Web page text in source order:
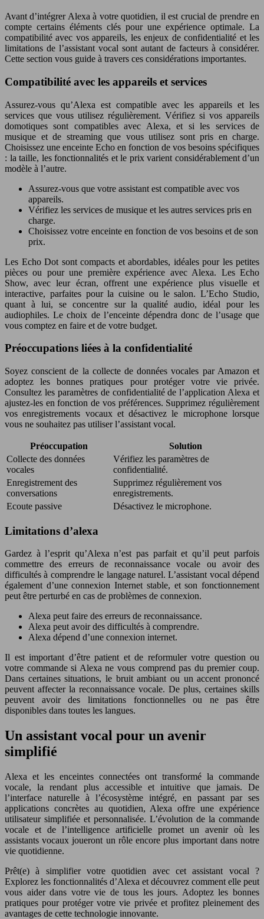
Avant d’intégrer Alexa à votre quotidien, il est crucial de prendre en
compte certains éléments clés pour une expérience optimale. La
compatibilité avec vos appareils, les enjeux de confidentialité et les
limitations de l’assistant vocal sont autant de facteurs à considérer.
Cette section vous guide à travers ces considérations importantes.
Compatibilité avec les appareils et services
Assurez-vous qu’Alexa est compatible avec les appareils et les
services que vous utilisez régulièrement. Vérifiez si vos appareils
domotiques sont compatibles avec Alexa, et si les services de
musique et de streaming que vous utilisez sont pris en charge.
Choisissez une enceinte Echo en fonction de vos besoins spécifiques
: la taille, les fonctionnalités et le prix varient considérablement d’un
modèle à l’autre.
Assurez-vous que votre assistant est compatible avec vos
appareils.
Vérifiez les services de musique et les autres services pris en
charge.
Choisissez votre enceinte en fonction de vos besoins et de son
prix.
Les Echo Dot sont compacts et abordables, idéales pour les petites
pièces ou pour une première expérience avec Alexa. Les Echo
Show, avec leur écran, offrent une expérience plus visuelle et
interactive, parfaites pour la cuisine ou le salon. L’Echo Studio,
quant à lui, se concentre sur la qualité audio, idéal pour les
audiophiles. Le choix de l’enceinte dépendra donc de l’usage que
vous comptez en faire et de votre budget.
Préoccupations liées à la confidentialité
Soyez conscient de la collecte de données vocales par Amazon et
adoptez les bonnes pratiques pour protéger votre vie privée.
Consultez les paramètres de confidentialité de l’application Alexa et
ajustez-les en fonction de vos préférences. Supprimez régulièrement
vos enregistrements vocaux et désactivez le microphone lorsque
vous ne souhaitez pas utiliser l’assistant vocal.
Préoccupation
Solution
Collecte des données
vocales
Vérifiez les paramètres de
confidentialité.
Enregistrement des
conversations
Supprimez régulièrement vos
enregistrements.
Ecoute passive
Désactivez le microphone.
Limitations d’alexa
Gardez à l’esprit qu’Alexa n’est pas parfait et qu’il peut parfois
commettre des erreurs de reconnaissance vocale ou avoir des
difficultés à comprendre le langage naturel. L’assistant vocal dépend
également d’une connexion Internet stable, et son fonctionnement
peut être perturbé en cas de problèmes de connexion.
Alexa peut faire des erreurs de reconnaissance.
Alexa peut avoir des difficultés à comprendre.
Alexa dépend d’une connexion internet.
Il est important d’être patient et de reformuler votre question ou
votre commande si Alexa ne vous comprend pas du premier coup.
Dans certaines situations, le bruit ambiant ou un accent prononcé
peuvent affecter la reconnaissance vocale. De plus, certaines skills
peuvent avoir des limitations fonctionnelles ou ne pas être
disponibles dans toutes les langues.
Un assistant vocal pour un avenir
simplifié
Alexa et les enceintes connectées ont transformé la commande
vocale, la rendant plus accessible et intuitive que jamais. De
l’interface naturelle à l’écosystème intégré, en passant par ses
applications concrètes au quotidien, Alexa offre une expérience
utilisateur simplifiée et personnalisée. L’évolution de la commande
vocale et de l’intelligence artificielle promet un avenir où les
assistants vocaux joueront un rôle encore plus important dans notre
vie quotidienne.
Prêt(e) à simplifier votre quotidien avec cet assistant vocal ?
Explorez les fonctionnalités d’Alexa et découvrez comment elle peut
vous aider dans votre vie de tous les jours. Adoptez les bonnes
pratiques pour protéger votre vie privée et profitez pleinement des
avantages de cette technologie innovante.